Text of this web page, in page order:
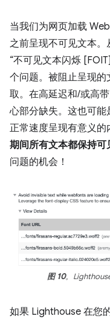
当我们为网页加载
之前呈现不可见文本
“不可见文本闪烁
个问题。 被阻止呈现的
取。在高延迟和/或高
心部分缺失。这也可
正常速度呈现有意义的
期间所有文本都保持可
问题的机会！
图 10。
如果 Lighthouse 在您